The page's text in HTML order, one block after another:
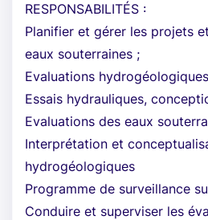
RESPONSABILITÉS :
Planifier et gérer les projets
eaux souterraines ;
Evaluations hydrogéologiques
Essais hydrauliques,
Evaluations des eaux
Interprétation et
hydrogéologiques
Programme de surveillance
Conduire et superviser les